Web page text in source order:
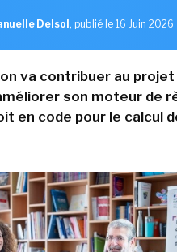
Delsol , publié le 16 Juin 2026
va contribuer au projet
son moteur de
en code pour le calcul